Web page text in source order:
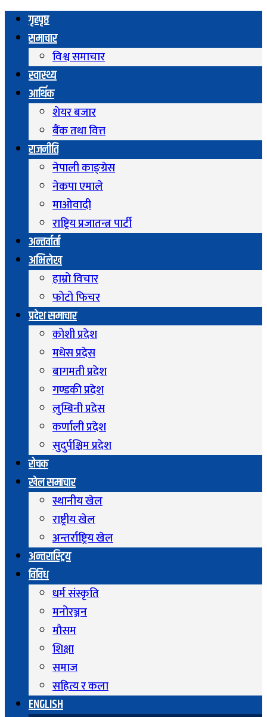
गृहपृष्ठ
समाचार
विश्व समाचार
स्वास्थ्य
आर्थिक
शेयर बजार
बैंक तथा वित्त
राजनीति
नेपाली काङ्ग्रेस
नेकपा एमाले
माओवादी
राष्ट्रिय प्रजातन्त्र पार्टी
अन्तर्वार्ता
अभिलेख
हाम्रो विचार
फोटो फिचर
प्रदेश समाचार
कोशी प्रदेश
मधेस प्रदेस
बागमती प्रदेश
गण्डकी प्रदेश
लुम्बिनी प्रदेस
कर्णाली प्रदेश
सुदुर्पश्चिम प्रदेश
रोचक
खेल समाचार
स्थानीय खेल
राष्ट्रीय खेल
अन्तर्राष्ट्रिय खेल
अन्तरास्ट्रिय
विविध
धर्म संस्कृति
मनोरञ्जन
माैसम
शिक्षा
समाज
सहित्य र कला
ENGLISH